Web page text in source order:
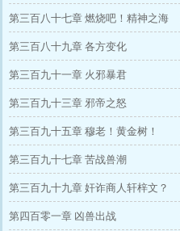
第三百八十七章 燃烧吧！精神之海
第三百八十九章 各方变化
第三百九十一章 火邪暴君
第三百九十三章 邪帝之怒
第三百九十五章 穆老！黄金树！
第三百九十七章 苦战兽潮
第三百九十九章 奸诈商人轩梓文？
第四百零一章 凶兽出战